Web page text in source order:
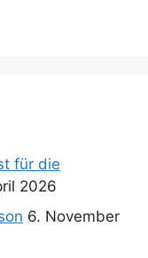
für die
2026
6. November